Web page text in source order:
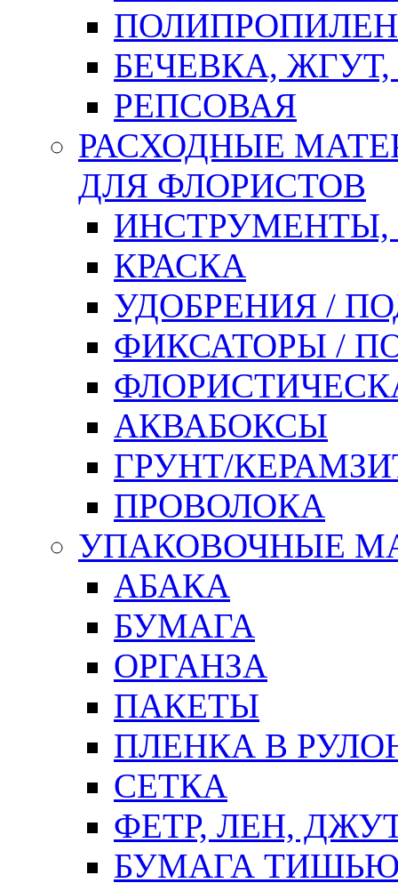
БЕЧЕВКА,
РЕПСОВАЯ
РАСХОДНЫЕ
ДЛЯ ФЛОРИСТОВ
ИНСТРУМЕНТЫ,
КРАСКА
УДОБРЕНИЯ /
ФИКСАТОРЫ /
АКВАБОКСЫ
ГРУНТ/
ПРОВОЛОКА
УПАКОВОЧНЫЕ
АБАКА
БУМАГА
ОРГАНЗА
ПАКЕТЫ
ПЛЕНКА В
СЕТКА
ФЕТР, ЛЕН,
БУМАГА